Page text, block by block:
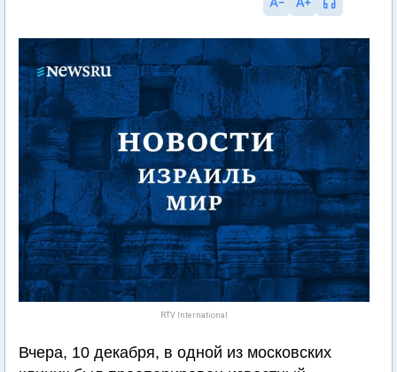
RTV International
Вчера, 10 декабря, в одной из московских